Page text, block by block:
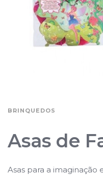
BRINQUEDOS
Asas de
Asas para a imaginação